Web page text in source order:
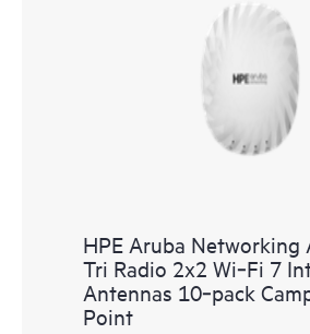
HPE Aruba Networking
Tri Radio 2x2 Wi‑Fi 7
Antennas 10‑pack
Point